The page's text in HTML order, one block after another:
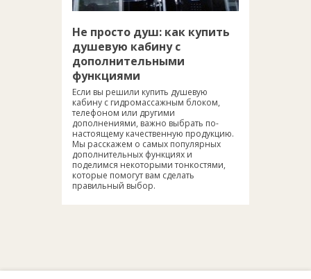
Не просто душ: как купить
душевую кабину с
дополнительными
функциями
Если вы решили купить душевую
кабину с гидромассажным блоком,
телефоном или другими
дополнениями, важно выбрать по-
настоящему качественную продукцию.
Мы расскажем о самых популярных
дополнительных функциях и
поделимся некоторыми тонкостями,
которые помогут вам сделать
правильный выбор.